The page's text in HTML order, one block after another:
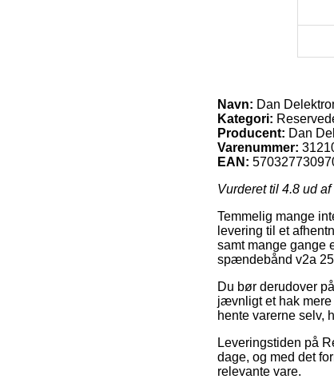
Navn: Dan
Kategori:
Producent: Dan
Varenummer:
EAN:
Vurderet til 4.8 ud af
Temmelig mange
levering til et
samt mange gange
spændebånd v2a
Du bør derudover
jævnligt et hak mere
hente varerne selv,
Leveringstiden på
dage, og med det
relevante vare.